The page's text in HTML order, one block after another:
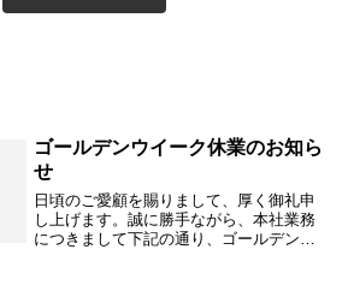
ゴールデンウイーク休業のお知ら
せ
日頃のご愛顧を賜りまして、厚く御礼申
し上げます。誠に勝手ながら、本社業務
につきまして下記の通り、ゴールデンウ